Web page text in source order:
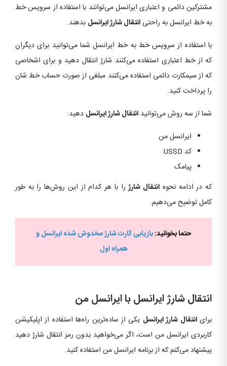
مشترکین دائمی و اعتباری ایرانسل می‌توانند با استفاده از سرویس خط
به خط ایرانسل به راحتی انتقال شارژ ایرانسل بدهند.
با استفاده از سرویس خط به خط ایرانسل شما می‌توانید برای دیگران
که از خط اعتباری استفاده می‌کنند شارژ انتقال دهید و برای اشخاصی
که از سیمکارت دائمی استفاده می‌کنند مبلغی از صورت حساب خط شان
را پرداخت کنید.
شما از سه روش می‌توانید انتقال شارژ ایرانسل دهید:
ایرانسل من
کد USSD
پیامک
که در ادامه نحوه انتقال شارژرا با هر کدام از این روش‌ها را به طور
کامل توضیح می‌دهیم.
حتما بخوانید:بازیابی کارت شارژ مخدوش شده ایرانسل و
همراه اول
انتقال شارژ ایرانسل با ایرانسل من
برایانتقال شارژ ایرانسل یکی از ساده‌ترین راه‌ها استفاده از اپلیکیشن
کاربردی ایرانسل من است، اگر می‌خواهید بدون رمز انتقال شارژ دهید
پیشنهاد می‌کنم که از برنامه ایرانسل من استفاده کنید.